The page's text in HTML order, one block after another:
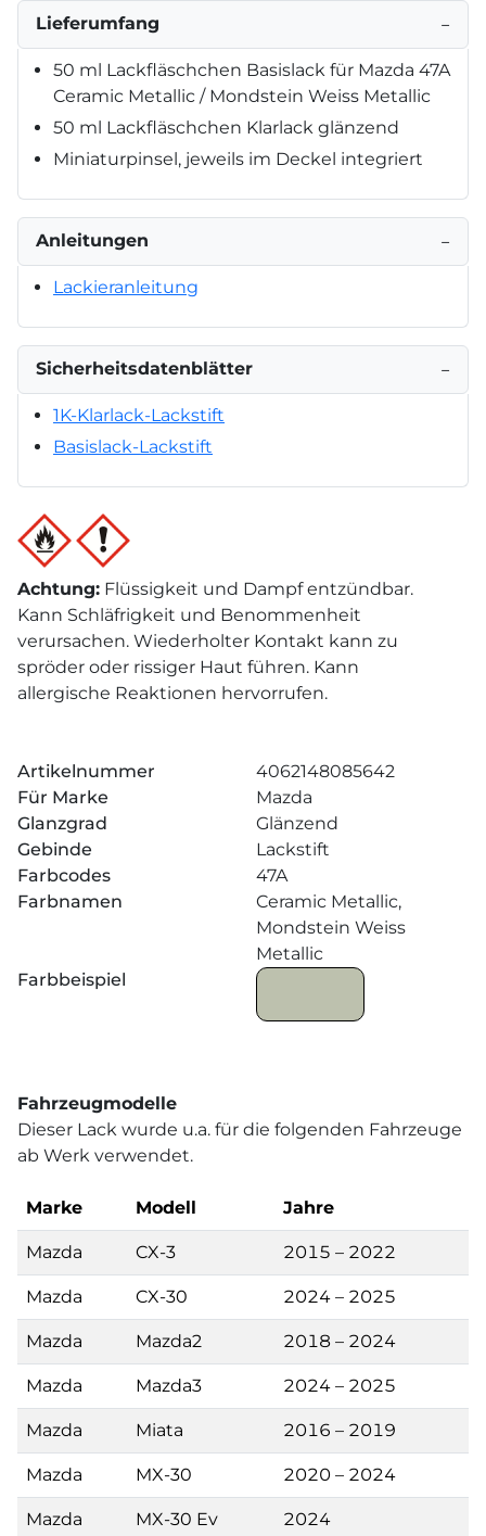
Lieferumfang −
50 ml Lackfläschchen Basislack für Mazda 47A
Ceramic Metallic / Mondstein Weiss Metallic
50 ml Lackfläschchen Klarlack glänzend
Miniaturpinsel, jeweils im Deckel integriert
Anleitungen −
Lackieranleitung
Sicherheitsdatenblätter −
1K-Klarlack-Lackstift
Basislack-Lackstift
Achtung: Flüssigkeit und Dampf entzündbar.
Kann Schläfrigkeit und Benommenheit
verursachen. Wiederholter Kontakt kann zu
spröder oder rissiger Haut führen. Kann
allergische Reaktionen hervorrufen.
Artikelnummer
4062148085642
Für Marke
Mazda
Glanzgrad
Glänzend
Gebinde
Lackstift
Farbcodes
47A
Farbnamen
Ceramic Metallic,
Mondstein Weiss
Metallic
Farbbeispiel
Fahrzeugmodelle
Dieser Lack wurde u.a. für die folgenden Fahrzeuge
ab Werk verwendet.
Marke Modell Jahre
Mazda CX-3 2015 – 2022
Mazda CX-30 2024 – 2025
Mazda Mazda2 2018 – 2024
Mazda Mazda3 2024 – 2025
Mazda Miata 2016 – 2019
Mazda MX-30 2020 – 2024
Mazda MX-30 Ev 2024